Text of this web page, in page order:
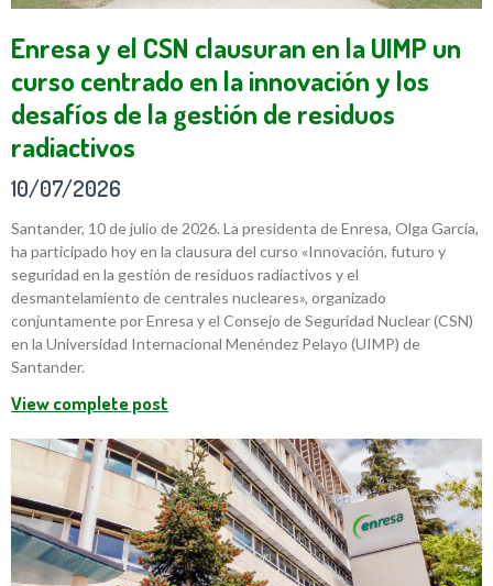
Enresa y el CSN clausuran en la UIMP un
curso centrado en la innovación y los
desafíos de la gestión de residuos
radiactivos
10/07/2026
Santander, 10 de julio de 2026. La presidenta de Enresa, Olga García,
ha participado hoy en la clausura del curso «Innovación, futuro y
seguridad en la gestión de residuos radiactivos y el
desmantelamiento de centrales nucleares», organizado
conjuntamente por Enresa y el Consejo de Seguridad Nuclear (CSN)
en la Universidad Internacional Menéndez Pelayo (UIMP) de
Santander.
View complete post